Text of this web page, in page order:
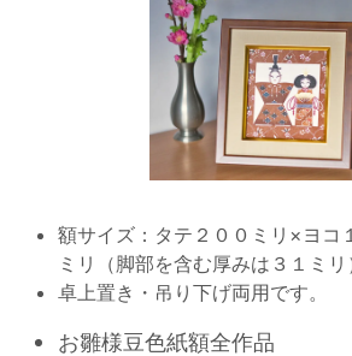
額サイズ：タテ２００ミリ×ヨコ
ミリ（脚部を含む厚みは３１ミリ
卓上置き・吊り下げ両用です。
お雛様豆色紙額全作品